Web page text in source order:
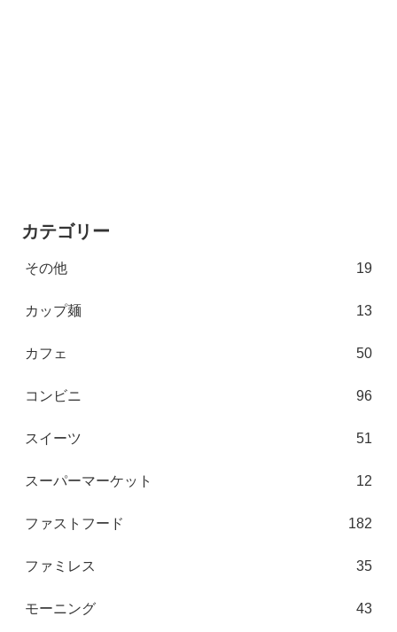
カテゴリー
その他 19
カップ麺 13
カフェ 50
コンビニ 96
スイーツ 51
スーパーマーケット 12
ファストフード 182
ファミレス 35
モーニング 43